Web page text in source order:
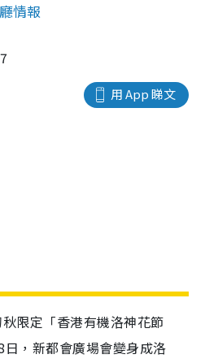
情報
用 App 睇文
限定「香港有機洛神花節
，新都會廣場會變身成洛